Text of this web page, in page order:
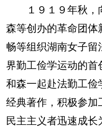
１９１９年秋，
森等创办的革命团
畅等组织湖南女子
界勤工俭学运动的
和森一起赴法勤工俭
经典著作，积极参
民主主义者迅速成